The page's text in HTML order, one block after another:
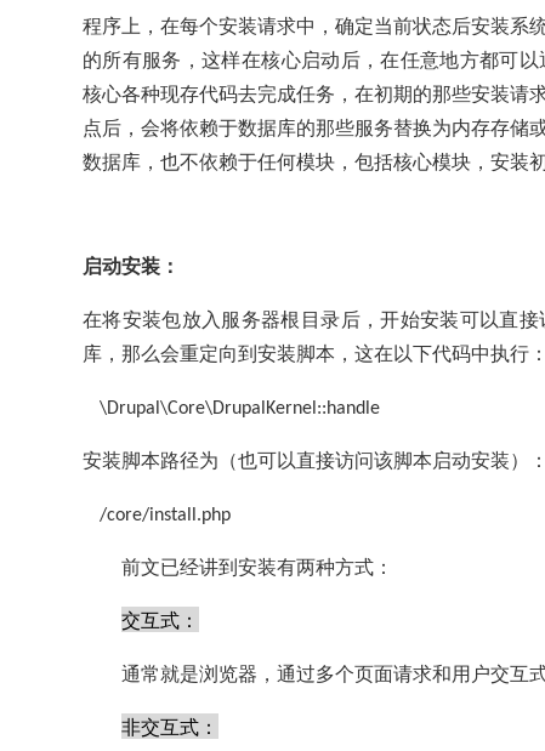
程序上，在每个安装请求中，确定当前状态后安装系
的所有服务，这样在核心启动后，在任意地方都可以
核心各种现存代码去完成任务，在初期的那些安装请
点后，会将依赖于数据库的那些服务替换为内存存储
数据库，也不依赖于任何模块，包括核心模块，安装
启动安装：
在将安装包放入服务器根目录后，开始安装可以直
库，那么会重定向到安装脚本，这在以下代码中执行：
\Drupal\Core\DrupalKernel::handle
安装脚本路径为（也可以直接访问该脚本启动安装）：
/core/install.php
前文已经讲到安装有两种方式：
交互式：
通常就是浏览器，通过多个页面请求和用户交互
非交互式：